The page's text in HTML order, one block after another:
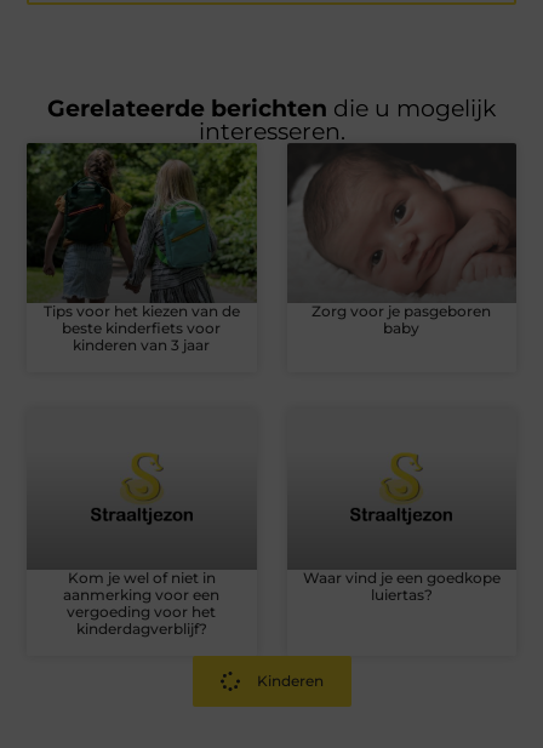
Gerelateerde berichten die u mogelijk
interesseren.
Tips voor het kiezen van de
beste kinderfiets voor
kinderen van 3 jaar
Zorg voor je pasgeboren
baby
Kom je wel of niet in
aanmerking voor een
vergoeding voor het
kinderdagverblijf?
Waar vind je een goedkope
luiertas?
Kinderen